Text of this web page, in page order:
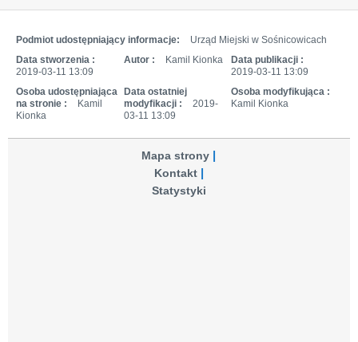
Podmiot udostępniający informacje:
Urząd Miejski w Sośnicowicach
Data stworzenia :
2019-03-11 13:09
Autor : Kamil Kionka
Data publikacji :
2019-03-11 13:09
Osoba udostępniająca
na stronie :
Kamil
Kionka
Data ostatniej
modyfikacji :
2019-
03-11 13:09
Osoba modyfikująca :
Kamil Kionka
Mapa strony
Kontakt
Statystyki